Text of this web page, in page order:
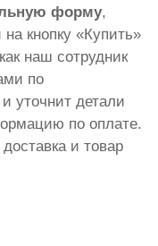
форму,
кнопку «Купить»
наш сотрудник
по
уточнит детали
по оплате.
и товар